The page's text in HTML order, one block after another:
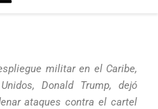
militar en el Caribe,
Donald Trump, dejó
ataques contra el cartel